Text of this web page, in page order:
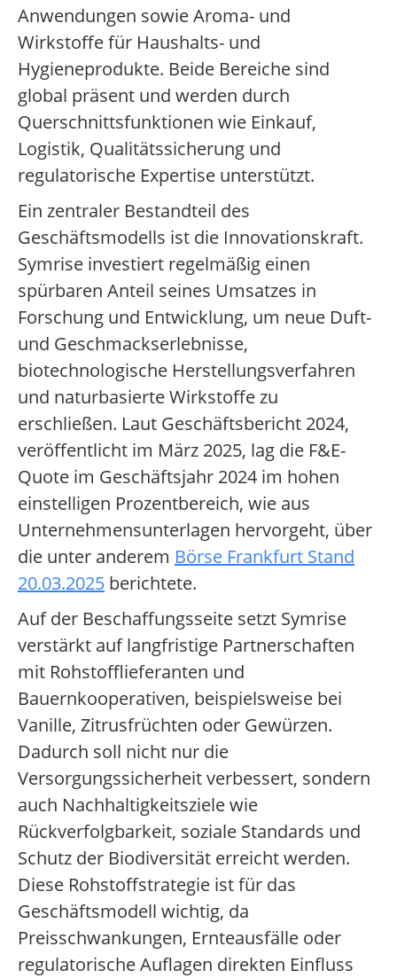
Anwendungen sowie Aroma- und
Wirkstoffe für Haushalts- und
Hygieneprodukte. Beide Bereiche sind
global präsent und werden durch
Querschnittsfunktionen wie Einkauf,
Logistik, Qualitätssicherung und
regulatorische Expertise unterstützt.
Ein zentraler Bestandteil des
Geschäftsmodells ist die Innovationskraft.
Symrise investiert regelmäßig einen
spürbaren Anteil seines Umsatzes in
Forschung und Entwicklung, um neue Duft-
und Geschmackserlebnisse,
biotechnologische Herstellungsverfahren
und naturbasierte Wirkstoffe zu
erschließen. Laut Geschäftsbericht 2024,
veröffentlicht im März 2025, lag die F&E-
Quote im Geschäftsjahr 2024 im hohen
einstelligen Prozentbereich, wie aus
Unternehmensunterlagen hervorgeht, über
die unter anderem Börse Frankfurt Stand
20.03.2025 berichtete.
Auf der Beschaffungsseite setzt Symrise
verstärkt auf langfristige Partnerschaften
mit Rohstofflieferanten und
Bauernkooperativen, beispielsweise bei
Vanille, Zitrusfrüchten oder Gewürzen.
Dadurch soll nicht nur die
Versorgungssicherheit verbessert, sondern
auch Nachhaltigkeitsziele wie
Rückverfolgbarkeit, soziale Standards und
Schutz der Biodiversität erreicht werden.
Diese Rohstoffstrategie ist für das
Geschäftsmodell wichtig, da
Preisschwankungen, Ernteausfälle oder
regulatorische Auflagen direkten Einfluss